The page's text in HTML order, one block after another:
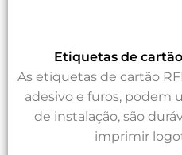
Etiquetas de
As etiquetas de cartão
adesivo e furos, podem
de instalação, são
imprimir